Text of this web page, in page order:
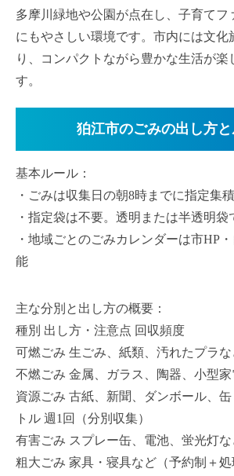
多摩川緑地や公園が点在し、子育てフ
にもやさしい環境です。市内には文化
り、コンパクトながら豊かな生活が楽
す。
狛江市のごみの出し方
基本ルール：
・ごみは収集日の朝8時までに指定集
・指定袋は不要。透明または半透明袋
・地域ごとのごみカレンダーは市HP
能
主な分別と出し方の概要：
種別 出し方・注意点 回収頻度
可燃ごみ 生ごみ、紙類、汚れたプラな
不燃ごみ 金属、ガラス、陶器、小型
資源ごみ 古紙、新聞、ダンボール、
トル 週1回（分別収集）
有害ごみ スプレー缶、電池、蛍光灯な
粗大ごみ 家具・寝具など（予約制＋